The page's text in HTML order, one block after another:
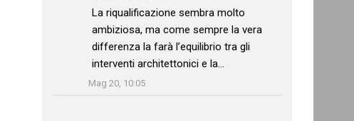
: “La riqualificazione sembra molto
ambiziosa, ma come sempre la vera
differenza la farà l’equilibrio tra gli
interventi architettonici e la…
Mag 20, 10:05